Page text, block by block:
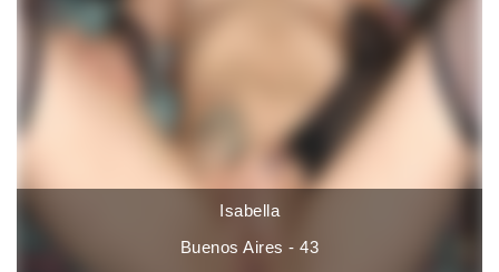
Isabella
Buenos Aires - 43